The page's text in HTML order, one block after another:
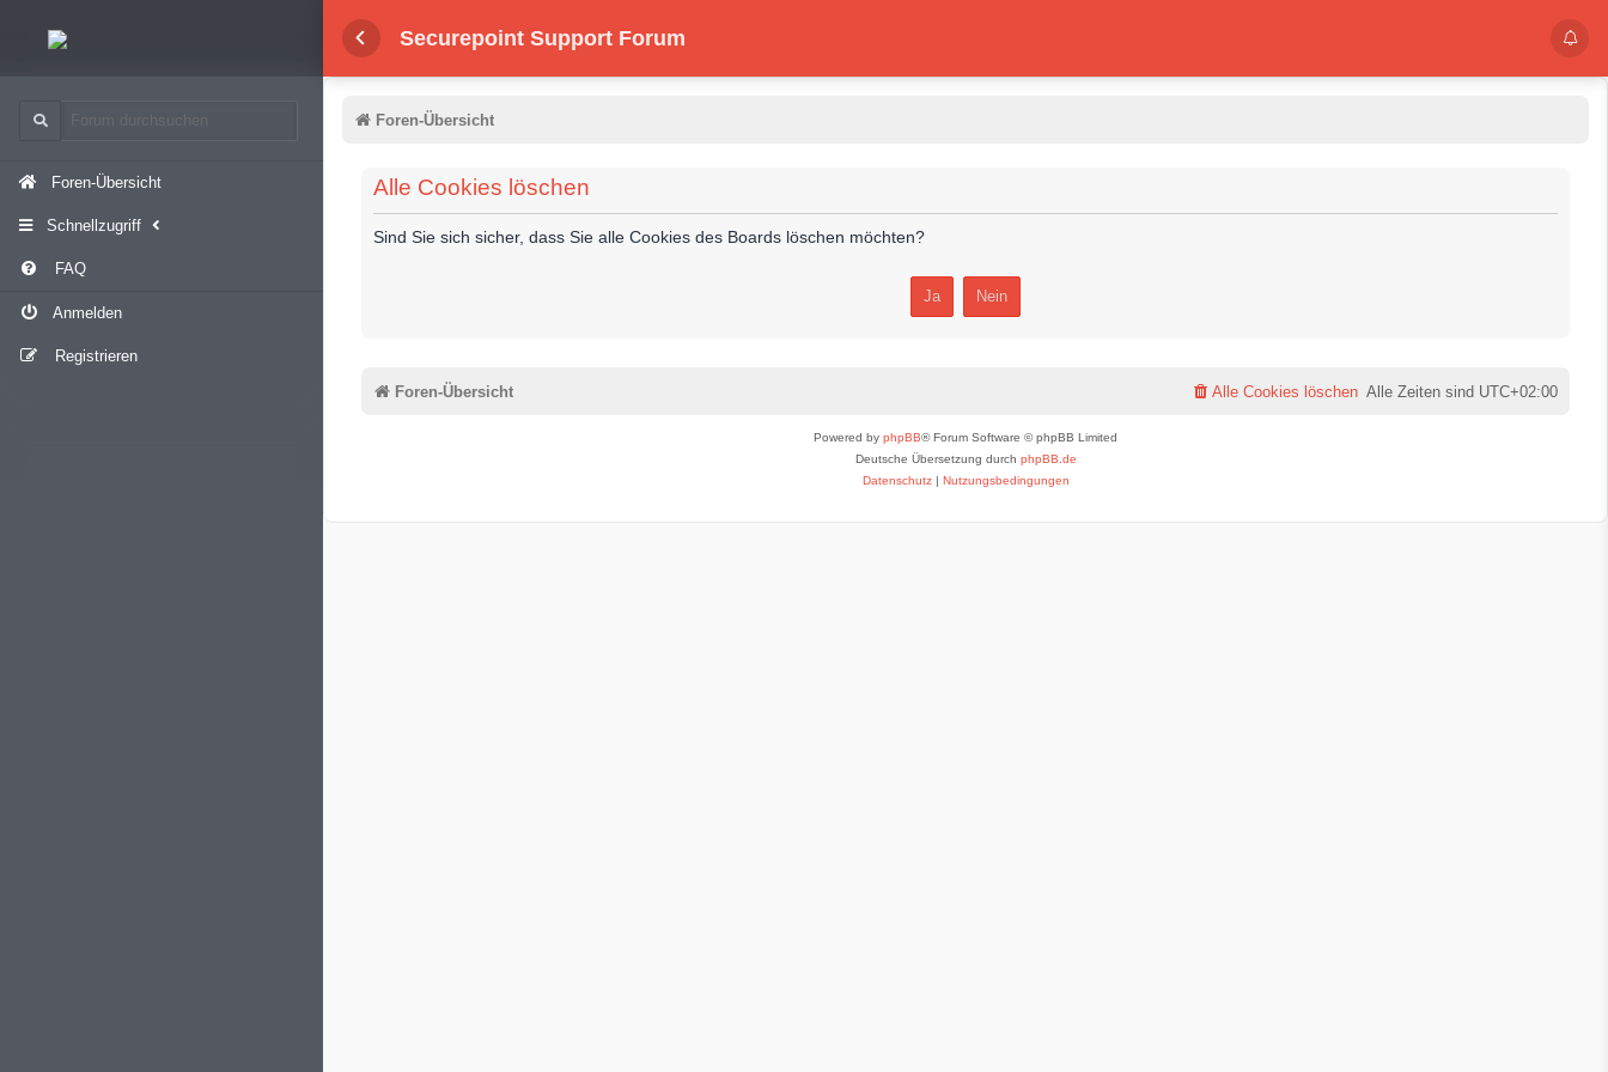
Securepoint Support Forum
Foren-Übersicht
Schnellzugriff
FAQ
Anmelden
Registrieren
Foren-Übersicht
Alle Cookies löschen
Sind Sie sich sicher, dass Sie alle Cookies des Boards löschen möchten?
Foren-Übersicht Alle Zeiten sind UTC+02:00
Alle Cookies löschen
Powered by phpBB® Forum Software © phpBB Limited
Deutsche Übersetzung durch phpBB.de
Datenschutz| Nutzungsbedingungen